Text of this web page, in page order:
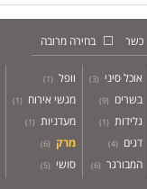
כשר בחירה מרובה
אוכל סיני (
3
)
בשרים (
9
)
גלידות (
1
)
דגים (
4
)
המבורגר (
6
)
וופל (
1
)
מגשי אירוח (
1
)
מעדניות (
1
)
מרק (
6
)
סושי (
5
)